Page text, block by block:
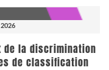
de la discrimination
de classification